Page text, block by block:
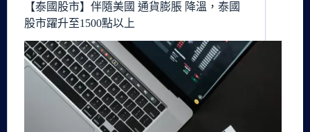
【泰國股市】伴隨美國 通貨膨脹 降溫，泰國
股市躍升至1500點以上